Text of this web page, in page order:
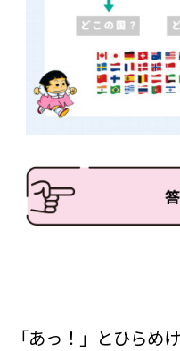
「あっ！」とひらめ